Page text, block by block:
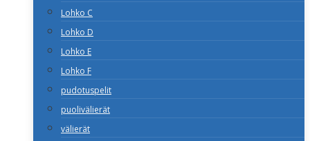
Lohko C
Lohko D
Lohko E
Lohko F
pudotuspelit
puolivälierät
välierät